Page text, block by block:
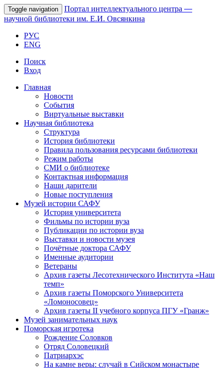
Toggle navigation Портал интеллектуального центра —
научной библиотеки им. Е.И. Овсянкина
РУС
ENG
Поиск
Вход
Главная
Новости
События
Виртуальные выставки
Научная библиотека
Структура
История библиотеки
Правила пользования ресурсами библиотеки
Режим работы
СМИ о библиотеке
Контактная информация
Наши дарители
Новые поступления
Музей истории САФУ
История университета
Фильмы по истории вуза
Публикации по истории вуза
Выставки и новости музея
Почётные доктора САФУ
Именные аудитории
Ветераны
Архив газеты Лесотехнического Института «Наш
темп»
Архив газеты Поморского Университета
«Ломоносовец»
Архив газеты II учебного корпуса ПГУ «Гранж»
Музей занимательных наук
Поморская игротека
Рождение Соловков
Отряд Соловецкий
Патриархэс
На камне веры: случай в Сийском монастыре